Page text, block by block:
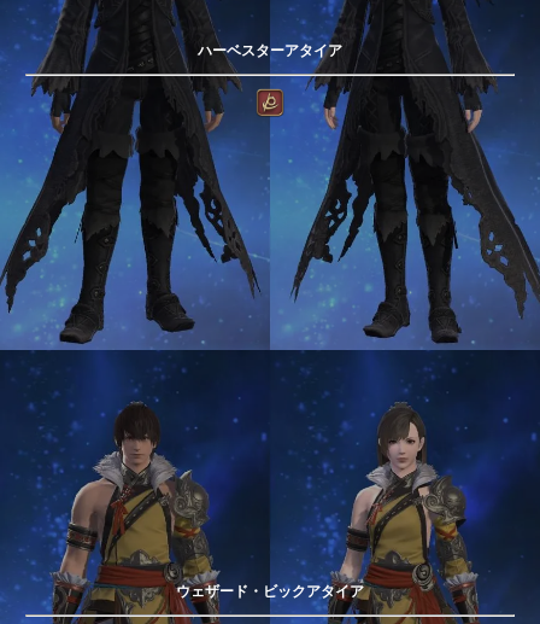
ハーベスターアタイア
ウェザード・ビックアタイア